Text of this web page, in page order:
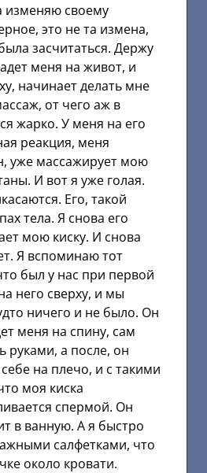
изменяю своему
это не та измена,
засчитаться. Держу
меня на живот, и
начинает делать мне
от чего аж в
жарко. У меня на его
реакция, меня
уже массажирует мою
И вот я уже голая.
Его, такой
тела. Я снова его
мою киску. И снова
Я вспоминаю тот
был у нас при первой
него сверху, и мы
ничего и не было. Он
меня на спину, сам
руками, а после, он
на плечо, и с такими
моя киска
спермой. Он
в ванную. А я быстро
салфетками, что
около кровати.